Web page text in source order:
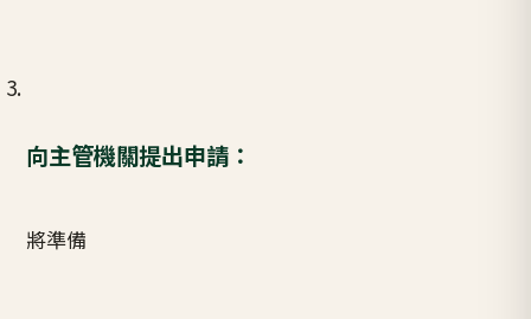
向主管機關提出申請：
將準備